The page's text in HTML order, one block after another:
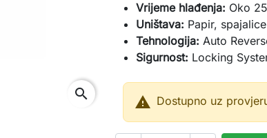
search
Vrijeme hlađenja: Oko
Uništava: Papir,
Tehnologija: Auto
Sigurnost: Locking
 Dostupno uz